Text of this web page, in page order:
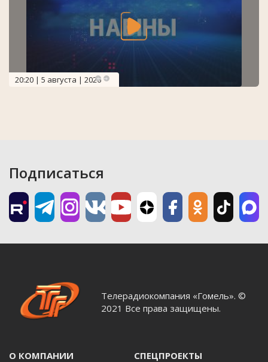
20:20 | 5 августа | 2026
Подписаться
Телерадиокомпания «Гомель». ©
2021 Все права защищены.
О КОМПАНИИ СПЕЦПРОЕКТЫ